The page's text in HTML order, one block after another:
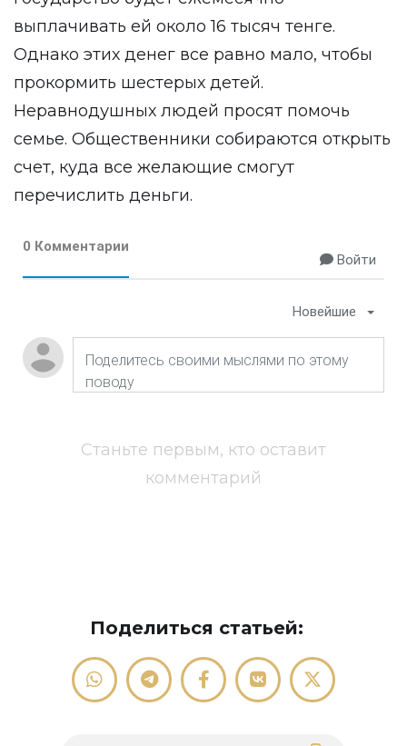
выплачивать ей около 16 тысяч тенге.
Однако этих денег все равно мало, чтобы
прокормить шестерых детей.
Неравнодушных людей просят помочь
семье. Общественники собираются открыть
счет, куда все желающие смогут
перечислить деньги.
0 Комментарии
Войти
Новейшие
Станьте первым, кто оставит
комментарий
Поделиться статьей: